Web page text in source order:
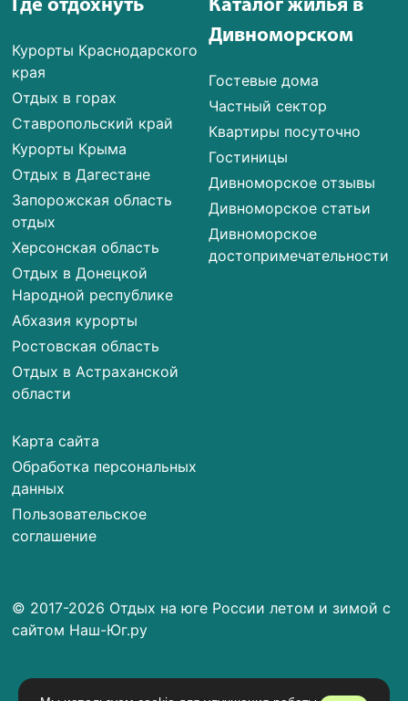
Где отдохнуть
Курорты Краснодарского
края
Отдых в горах
Ставропольский край
Курорты Крыма
Отдых в Дагестане
Запорожская область
отдых
Херсонская область
Отдых в Донецкой
Народной республике
Абхазия курорты
Ростовская область
Отдых в Астраханской
области
Карта сайта
Обработка персональных
данных
Пользовательское
соглашение
Каталог жилья в
Дивноморском
Гостевые дома
Частный сектор
Квартиры посуточно
Гостиницы
Дивноморское отзывы
Дивноморское статьи
Дивноморское
достопримечательности
© 2017-2026 Отдых на юге России летом и зимой с
сайтом Наш-Юг.ру